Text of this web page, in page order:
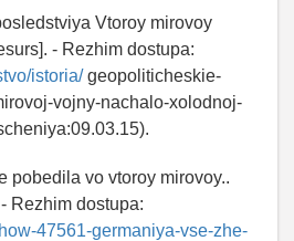
Vtoroy mirovoy
- Rezhim dostupa:
istoria/geopoliticheskie-
vojny-nachalo-xolodnoj-
pobedila vo vtoroy mirovoy..
Rezhim dostupa:
47561-germaniya-vse-zhe-